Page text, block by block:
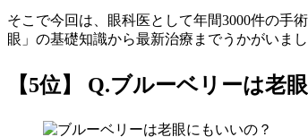
そこで今回は、眼科医として年間3000件の手
眼」の基礎知識から最新治療までうかがいまし
【5位】 Q.ブルーベリーは老